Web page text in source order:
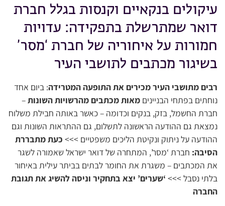
עיקולים בנקאיים וקנסות בגלל חברת
דואר שמתרשלת בתפקידה: עדויות
חמורות על איחוריה של חברת ‘מסר’
בשיגור מכתבים לתושבי העיר
רבים מתושבי העיר מכירים את התופעה המטרידה: ביום אחד
נוחתים בפתחי הבניינים מאות מכתבים מהרשויות השונות–
חברת החשמל, בזק, בנקים וכדומה – כאשר באותה חבילת משלוח
נמצאת גם ההודעה הראשונה לתשלום, גם ההתראות השונות וגם
ההודעה על ניתוק ונקיטת הליכים משפטיים >>> כעת מתבררת
הסיבה: חברת ‘מסר’, המתחרה של דואר ישראל שאמורה לשגר
את המכתבים – משגרת את החומר לבתים בביתר עילית באיחור
בלתי נסבל >>> ‘שערים’ יצא בתחקיר וניסה להשיג את תגובת
החברה